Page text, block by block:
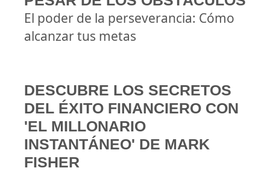
El poder de la perseverancia: Cómo
alcanzar tus metas
DESCUBRE LOS SECRETOS
DEL ÉXITO FINANCIERO CON
'EL MILLONARIO
INSTANTÁNEO' DE MARK
FISHER